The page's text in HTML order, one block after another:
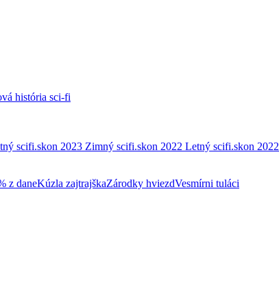
história sci-fi
scifi.skon 2023 Zimný scifi.skon 2022 Letný scifi.skon 2022
z daneKúzla zajtrajškaZárodky hviezdVesmírni tuláci